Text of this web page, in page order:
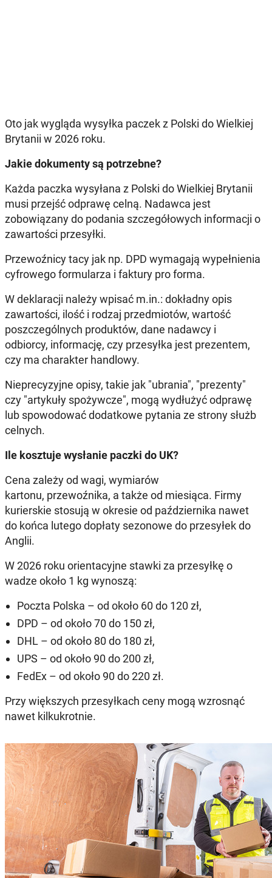
Oto jak wygląda wysyłka paczek z Polski do Wielkiej
Brytanii w 2026 roku.
Jakie dokumenty są potrzebne?
Każda paczka wysyłana z Polski do Wielkiej Brytanii
musi przejść odprawę celną. Nadawca jest
zobowiązany do podania szczegółowych informacji o
zawartości przesyłki.
Przewoźnicy tacy jak np. DPD wymagają wypełnienia
cyfrowego formularza i faktury pro forma.
W deklaracji należy wpisać m.in.: dokładny opis
zawartości, ilość i rodzaj przedmiotów, wartość
poszczególnych produktów, dane nadawcy i
odbiorcy, informację, czy przesyłka jest prezentem,
czy ma charakter handlowy.
Nieprecyzyjne opisy, takie jak "ubrania", "prezenty"
czy "artykuły spożywcze", mogą wydłużyć odprawę
lub spowodować dodatkowe pytania ze strony służb
celnych.
Ile kosztuje wysłanie paczki do UK?
Cena zależy od wagi, wymiarów
kartonu, przewoźnika, a także od miesiąca. Firmy
kurierskie stosują w okresie od października nawet
do końca lutego dopłaty sezonowe do przesyłek do
Anglii.
W 2026 roku orientacyjne stawki za przesyłkę o
wadze około 1 kg wynoszą:
Poczta Polska – od około 60 do 120 zł,
DPD – od około 70 do 150 zł,
DHL – od około 80 do 180 zł,
UPS – od około 90 do 200 zł,
FedEx – od około 90 do 220 zł.
Przy większych przesyłkach ceny mogą wzrosnąć
nawet kilkukrotnie.